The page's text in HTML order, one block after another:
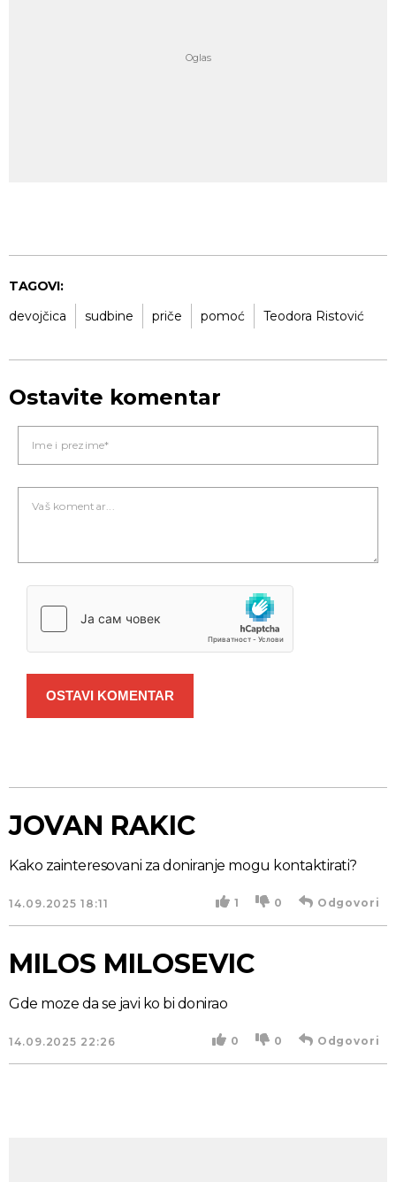
TAGOVI:
devojčica
sudbine priče pomoć Teodora Ristović
Ostavite komentar
OSTAVI KOMENTAR
JOVAN RAKIC
Kako zainteresovani za doniranje mogu kontaktirati?
14.09.2025 18:11 1 0 Odgovori
MILOS MILOSEVIC
Gde moze da se javi ko bi donirao
14.09.2025 22:26 0 0 Odgovori